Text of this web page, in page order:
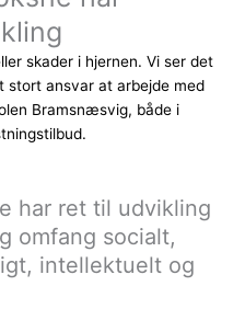
skader i hjernen. Vi ser det
stort ansvar at arbejde med
Bramsnæsvig, både i
har ret til udvikling
omfang socialt,
intellektuelt og